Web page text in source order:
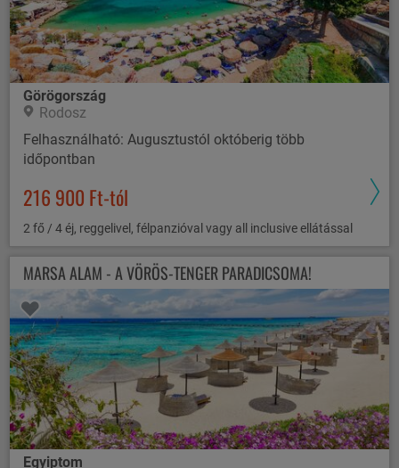
Görögország
Rodosz
Felhasználható: Augusztustól októberig több
időpontban
216 900 Ft-tól
2 fő / 4 éj, reggelivel, félpanzióval vagy all inclusive ellátással
MARSA ALAM - A VÖRÖS-TENGER PARADICSOMA!
Egyiptom